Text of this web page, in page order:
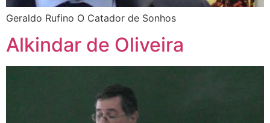
Geraldo Rufino O Catador de Sonhos
Alkindar de Oliveira